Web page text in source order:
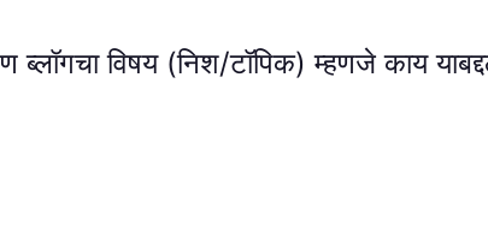
ब्लॉगचा विषय (निश/टॉपिक) म्हणजे काय